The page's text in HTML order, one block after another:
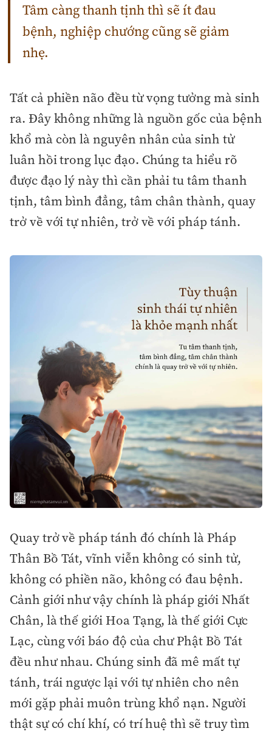
Tâm càng thanh tịnh thì sẽ ít đau
bệnh, nghiệp chướng cũng sẽ giảm
nhẹ.
Tất cả phiền não đều từ vọng tưởng mà sinh
ra. Đây không những là nguồn gốc của bệnh
khổ mà còn là nguyên nhân của sinh tử
luân hồi trong lục đạo. Chúng ta hiểu rõ
được đạo lý này thì cần phải tu tâm thanh
tịnh, tâm bình đẳng, tâm chân thành, quay
trở về với tự nhiên, trở về với pháp tánh.
Quay trở về pháp tánh đó chính là Pháp
Thân Bồ Tát, vĩnh viễn không có sinh tử,
không có phiền não, không có đau bệnh.
Cảnh giới như vậy chính là pháp giới Nhất
Chân, là thế giới Hoa Tạng, là thế giới Cực
Lạc, cùng với báo độ của chư Phật Bồ Tát
đều như nhau. Chúng sinh đã mê mất tự
tánh, trái ngược lại với tự nhiên cho nên
mới gặp phải muôn trùng khổ nạn. Người
thật sự có chí khí, có trí huệ thì sẽ truy tìm